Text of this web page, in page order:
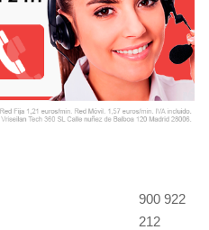
900 922
212